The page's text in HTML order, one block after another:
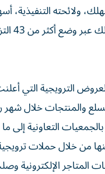
ولائحته
الترويجية التي
والمنتجات خلال